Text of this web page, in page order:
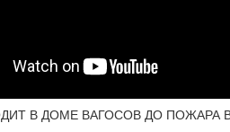
В ДОМЕ ВАГОСОВ ДО ПОЖАРА В